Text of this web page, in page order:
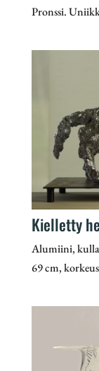
Pronssi.
Kielletty
Alumiini,
69 cm,